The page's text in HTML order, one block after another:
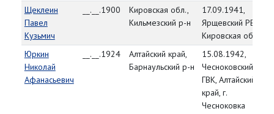
Щеклеин
Павел
Кузьмич
__.__.1900
Кировская обл.,
Кильмезский р-н
17.09.1941,
Ярщевский РВК,
Кировская обл.
Юркин
Николай
Афанасьевич
__.__.1924
Алтайский край,
Барнаульский р-н
15.08.1942,
Чесноковский
ГВК, Алтайский
край, г.
Чесноковка